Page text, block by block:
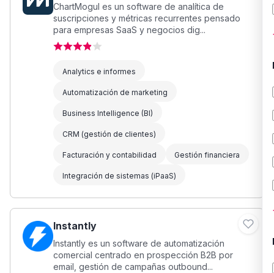
ChartMogul es un software de analítica de
suscripciones y métricas recurrentes pensado
para empresas SaaS y negocios dig...
Analytics e informes
Automatización de marketing
Business Intelligence (BI)
CRM (gestión de clientes)
Facturación y contabilidad Gestión financiera
Integración de sistemas (iPaaS)
Instantly
Instantly es un software de automatización
comercial centrado en prospección B2B por
email, gestión de campañas outbound...